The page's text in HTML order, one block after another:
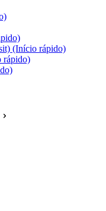
(Início rápido)
rápido)